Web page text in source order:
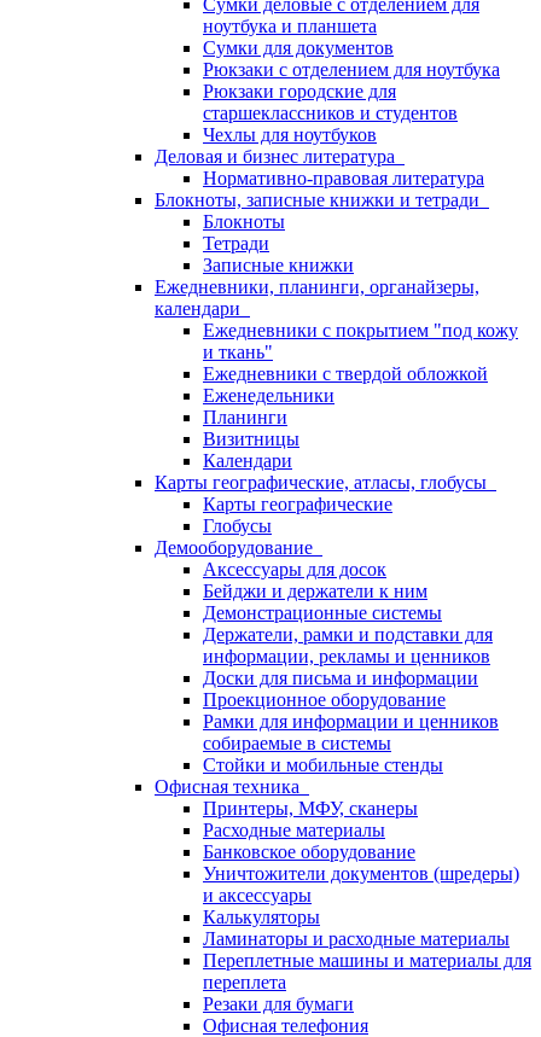
Сумки деловые с отделением для
ноутбука и планшета
Сумки для документов
Рюкзаки с отделением для ноутбука
Рюкзаки городские для
старшеклассников и студентов
Чехлы для ноутбуков
Деловая и бизнес литература
Нормативно-правовая литература
Блокноты, записные книжки и тетради
Блокноты
Тетради
Записные книжки
Ежедневники, планинги, органайзеры,
календари
Ежедневники с покрытием "под кожу
и ткань"
Ежедневники с твердой обложкой
Еженедельники
Планинги
Визитницы
Календари
Карты географические, атласы, глобусы
Карты географические
Глобусы
Демооборудование
Аксессуары для досок
Бейджи и держатели к ним
Демонстрационные системы
Держатели, рамки и подставки для
информации, рекламы и ценников
Доски для письма и информации
Проекционное оборудование
Рамки для информации и ценников
собираемые в системы
Стойки и мобильные стенды
Офисная техника
Принтеры, МФУ, сканеры
Расходные материалы
Банковское оборудование
Уничтожители документов (шредеры)
и аксессуары
Калькуляторы
Ламинаторы и расходные материалы
Переплетные машины и материалы для
переплета
Резаки для бумаги
Офисная телефония